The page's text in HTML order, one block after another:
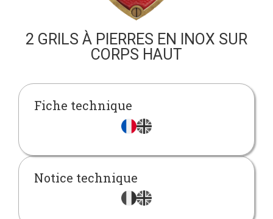
2 GRILS À PIERRES EN INOX SUR
CORPS HAUT
Fiche technique
Notice technique